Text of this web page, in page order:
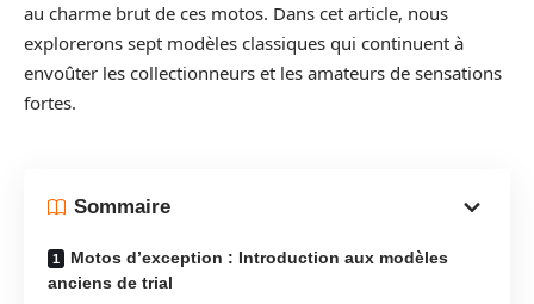
au charme brut de ces motos. Dans cet article, nous
explorerons sept modèles classiques qui continuent à
envoûter les collectionneurs et les amateurs de sensations
fortes.
Sommaire
Motos d’exception : Introduction aux modèles
anciens de trial